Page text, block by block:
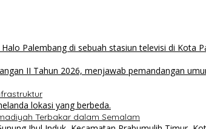
Terbakar dalam Semalam